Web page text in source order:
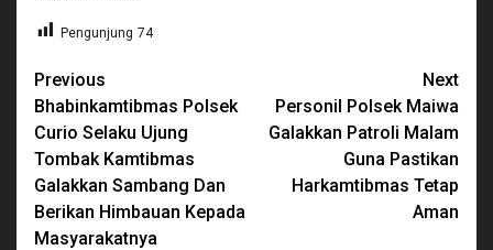
Pengunjung 74
Continue
Reading
Previous
Bhabinkamtibmas Polsek
Curio Selaku Ujung
Tombak Kamtibmas
Galakkan Sambang Dan
Berikan Himbauan Kepada
Masyarakatnya
Next
Personil Polsek Maiwa
Galakkan Patroli Malam
Guna Pastikan
Harkamtibmas Tetap
Aman